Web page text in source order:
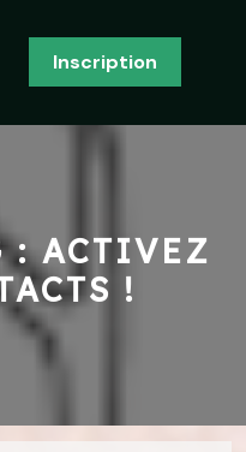
Inscription
: ACTIVEZ
!